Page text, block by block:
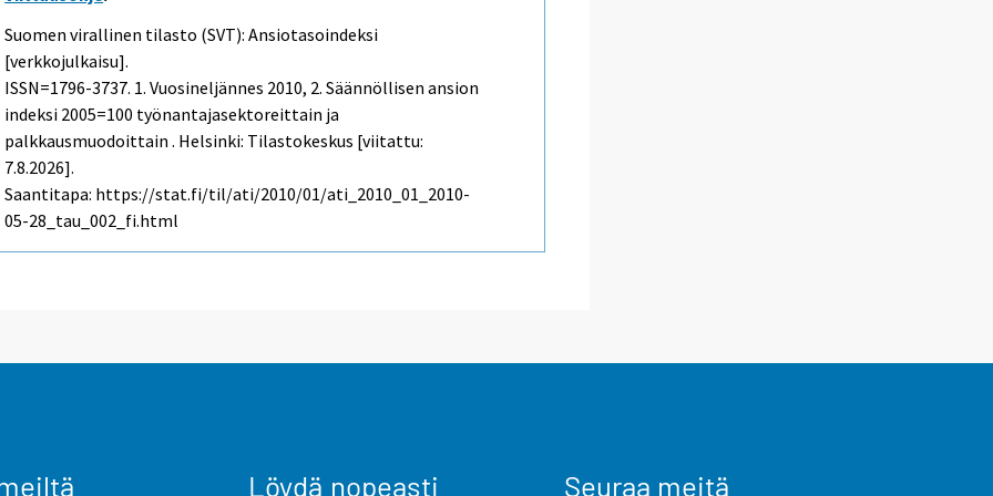
Suomen virallinen tilasto (SVT): Ansiotasoindeksi
[verkkojulkaisu].
ISSN=1796-3737. 1. Vuosineljännes 2010, 2. Säännöllisen ansion
indeksi 2005=100 työnantajasektoreittain ja
palkkausmuodoittain . Helsinki: Tilastokeskus [viitattu:
7.8.2026].
Saantitapa: https://stat.fi/til/ati/2010/01/ati_2010_01_2010-
05-28_tau_002_fi.html
Löydä nopeasti Seuraa meitä